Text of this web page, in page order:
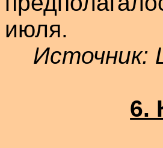
июля.
Источник:
6.